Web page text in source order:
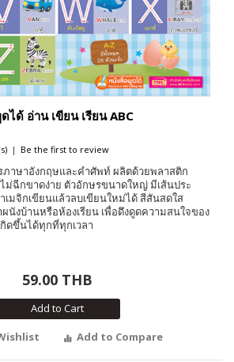
ได้ อ่าน เขียน เรียน ABC
| Be the first to review
าษาอังกฤษและคำศัพท์ ผลิตด้วยพลาสติก
ม่ฉีกขาดง่าย ตัวอักษรขนาดใหญ่ มีเส้นประ
มจิกเขียนแล้วลบเขียนใหม่ได้ สีสันสดใส
นังบ้านหรือห้องเรียน เพื่อดึงดูดความสนใจของ
กิดขึ้นได้ทุกที่ทุกเวลา
59.00 THB
Add to Cart
Add to Compare